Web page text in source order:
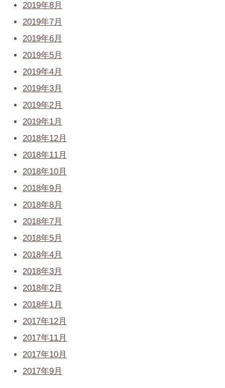
2019年8月
2019年7月
2019年6月
2019年5月
2019年4月
2019年3月
2019年2月
2019年1月
2018年12月
2018年11月
2018年10月
2018年9月
2018年8月
2018年7月
2018年5月
2018年4月
2018年3月
2018年2月
2018年1月
2017年12月
2017年11月
2017年10月
2017年9月